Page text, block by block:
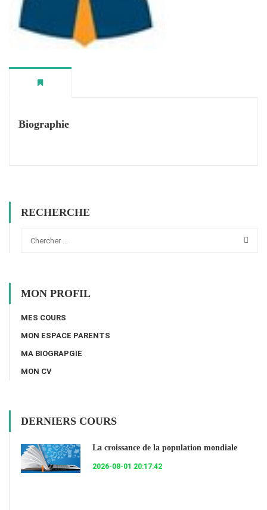
Biographie
RECHERCHE
MON PROFIL
MES COURS
MON ESPACE PARENTS
MA BIOGRAPGIE
MON CV
DERNIERS COURS
La croissance de la population mondiale
2026-08-01 20:17:42